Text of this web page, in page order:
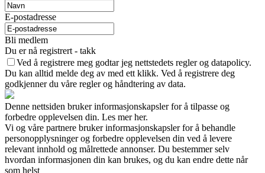
E-postadresse
Bli medlem
Du er nå registrert - takk
Ved å registrere meg godtar jeg nettstedets regler og datapolicy.
Du kan alltid melde deg av med ett klikk. Ved å registrere deg
godkjenner du våre regler og håndtering av data.
Denne nettsiden bruker informasjonskapsler for å tilpasse og
forbedre opplevelsen din. Les mer her.
Vi og våre partnere bruker informasjonskapsler for å behandle
personopplysninger og forbedre opplevelsen din ved å levere
relevant innhold og målrettede annonser. Du bestemmer selv
hvordan informasjonen din kan brukes, og du kan endre dette når
som helst